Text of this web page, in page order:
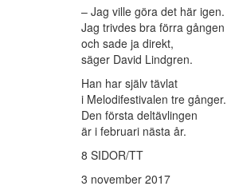
– Jag ville göra det här igen.
Jag trivdes bra förra gången
och sade ja direkt,
säger David Lindgren.
Han har själv tävlat
i Melodifestivalen tre gånger.
Den första deltävlingen
är i februari nästa år.
8 SIDOR/TT
3 november 2017